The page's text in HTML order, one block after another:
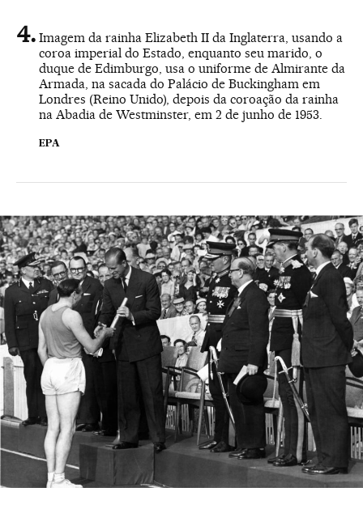
Imagem da rainha Elizabeth II da Inglaterra, usando a
coroa imperial do Estado, enquanto seu marido, o
duque de Edimburgo, usa o uniforme de Almirante da
Armada, na sacada do Palácio de Buckingham em
Londres (Reino Unido), depois da coroação da rainha
na Abadia de Westminster, em 2 de junho de 1953.
EPA